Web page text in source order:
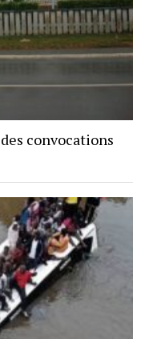
convocations